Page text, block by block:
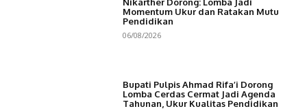
Nikarther Dorong: Lomba Jadi
Momentum Ukur dan Ratakan Mutu
Pendidikan
06/08/2026
Bupati Pulpis Ahmad Rifa’i Dorong
Lomba Cerdas Cermat Jadi Agenda
Tahunan, Ukur Kualitas Pendidikan